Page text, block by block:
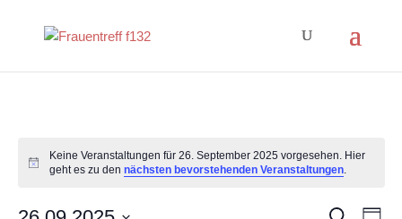
Hinweis
Keine Veranstaltungen für 26. September 2025 vorgesehen. Hier
geht es zu dennächsten bevorstehenden Veranstaltungen.
Suche